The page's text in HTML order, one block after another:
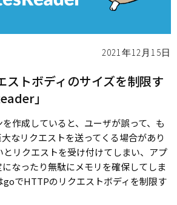
2021年12月15日
ストボディのサイズを制限す
」
作成していると、ユーザが誤って、も
なリクエストを送ってくる場合があり
とリクエストを受け付けてしまい、アプ
なったり無駄にメモリを確保してしま
goでHTTPのリクエストボディを制限す